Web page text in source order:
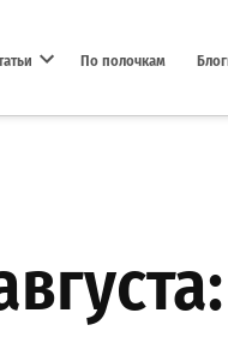
По полочкам